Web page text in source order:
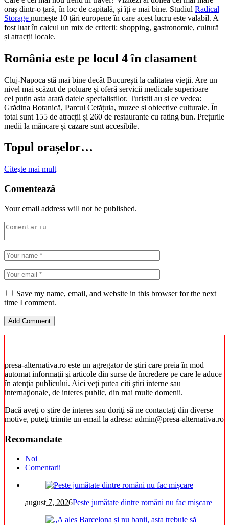
oraș dintr-o țară, în loc de capitală, și îți e mai bine. Studiul Radical
Storage numește 10 țări europene în care acest lucru este valabil. A
fost luat în calcul un mix de criterii: shopping, gastronomie, cultură
și atracții locale.
România este pe locul 4 în clasament
Cluj-Napoca stă mai bine decât București la calitatea vieții. Are un
nivel mai scăzut de poluare și oferă servicii medicale superioare –
cel puțin asta arată datele specialiștilor. Turiștii au și ce vedea:
Grădina Botanică, Parcul Cetățuia, muzee și obiective culturale. În
total sunt 155 de atracții și 260 de restaurante cu rating bun. Prețurile
medii la mâncare și cazare sunt accesibile.
Topul orașelor…
Citeşte mai mult
Comentează
Your email address will not be published.
Save my name, email, and website in this browser for the next
time I comment.
presa-alternativa.ro este un agregator de ştiri care preia în mod
automat informaţii şi articole din surse de încredere pe care le aduce
în atenţia publicului. Aici veţi putea citi ştiri interne sau
internaţionale, de interes public, din mai multe domenii.
Dacă aveţi o ştire de interes sau doriţi să ne contactaţi din diverse
motive, puteţi trimite un email la adresa: admin@presa-alternativa.ro
Recomandate
Noi
Comentarii
august 7, 2026Peste jumătate dintre români nu fac mișcare